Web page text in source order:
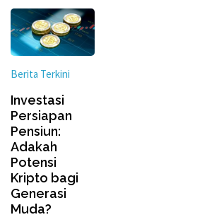
Berita Terkini
Investasi
Persiapan
Pensiun:
Adakah
Potensi
Kripto bagi
Generasi
Muda?